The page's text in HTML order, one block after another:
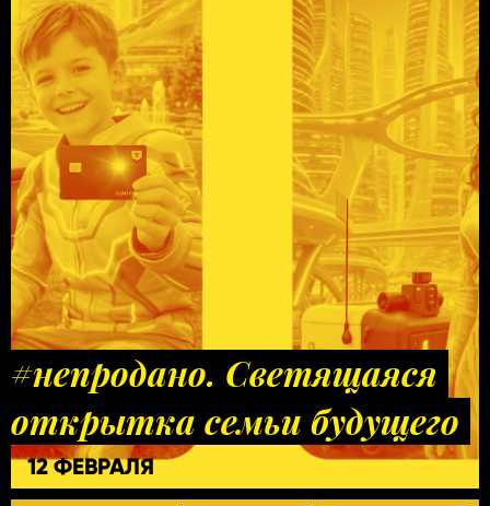
#непродано. Светящаяся
открытка семьи будущего
12 ФЕВРАЛЯ